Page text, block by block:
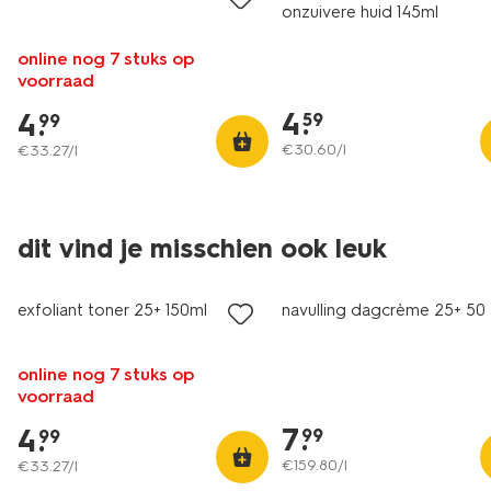
online nog 7 stuks op
voorraad
4.
99
€33.27/l
onzuivere huid 145ml
4.
59
€30.60/l
dit vind je misschien ook leuk
vegan
exfoliant toner 25+ 150ml
online nog 7 stuks op
voorraad
4.
99
€33.27/l
vegan
navulling dagcrème 25+
7.
99
€159.80/l